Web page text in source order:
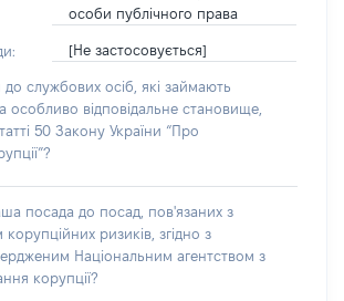
особи публічного права
[Не застосовується]
службових осіб, які займають
особливо відповідальне становище,
50 Закону України “Про
посада до посад, пов'язаних з
ризиків, згідно з
Національним агентством з
корупції?